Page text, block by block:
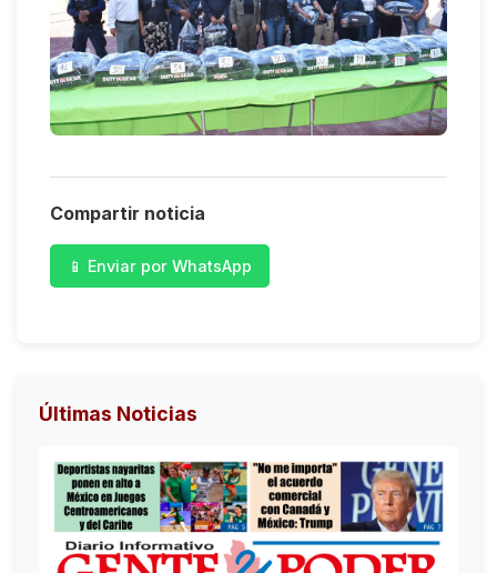
Compartir noticia
📱 Enviar por WhatsApp
Últimas Noticias